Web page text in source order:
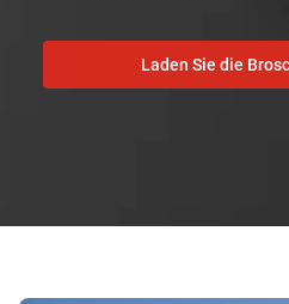
Laden Sie die